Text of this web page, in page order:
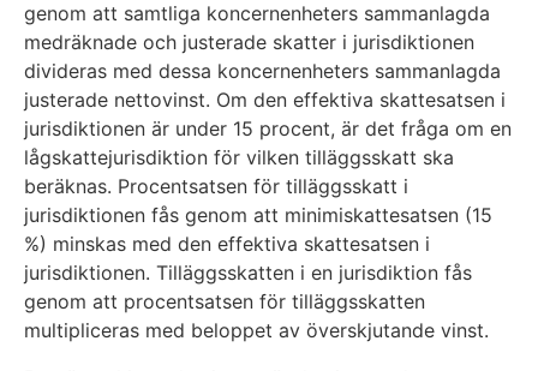
genom att samtliga koncernenheters sammanlagda
medräknade och justerade skatter i jurisdiktionen
divideras med dessa koncernenheters sammanlagda
justerade nettovinst. Om den effektiva skattesatsen i
jurisdiktionen är under 15 procent, är det fråga om en
lågskattejurisdiktion för vilken tilläggsskatt ska
beräknas. Procentsatsen för tilläggsskatt i
jurisdiktionen fås genom att minimiskattesatsen (15
%) minskas med den effektiva skattesatsen i
jurisdiktionen. Tilläggsskatten i en jurisdiktion fås
genom att procentsatsen för tilläggsskatten
multipliceras med beloppet av överskjutande vinst.